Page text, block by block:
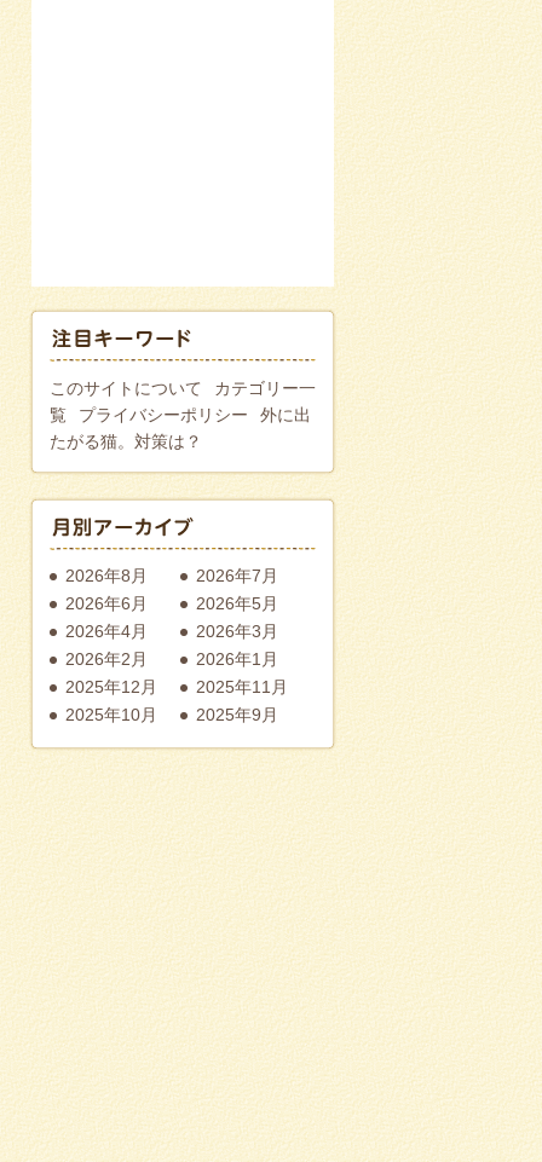
このサイトについて
カテゴリー一
覧
プライバシーポリシー
外に出
たがる猫。対策は？
2026年8月
2026年7月
2026年6月
2026年5月
2026年4月
2026年3月
2026年2月
2026年1月
2025年12月
2025年11月
2025年10月
2025年9月